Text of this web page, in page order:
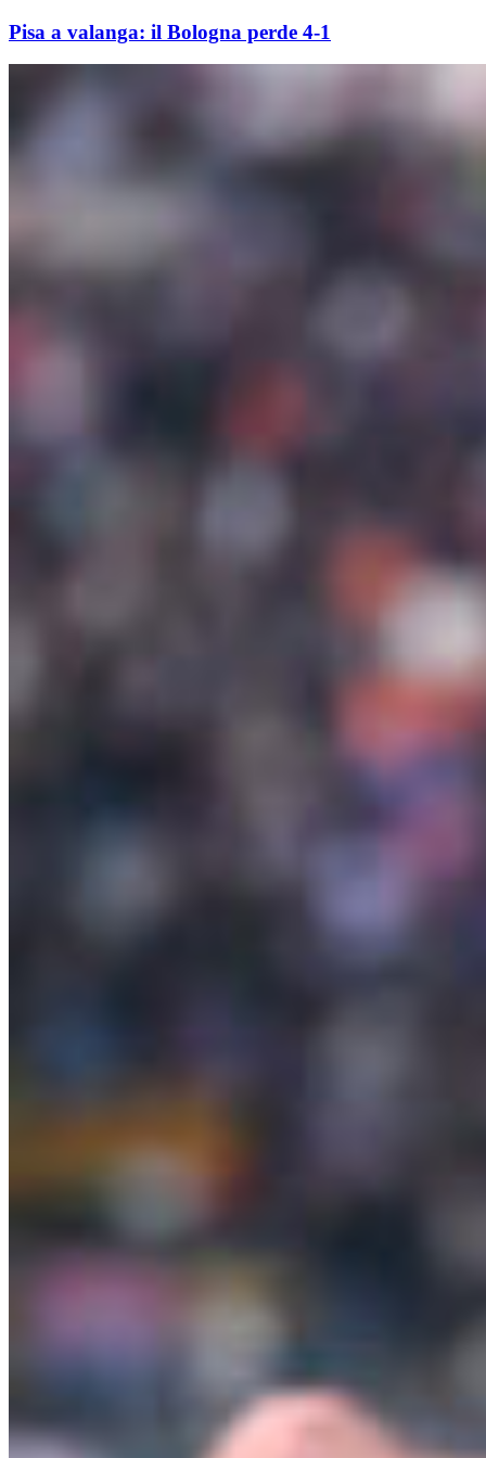
Pisa a valanga: il Bologna perde 4-1